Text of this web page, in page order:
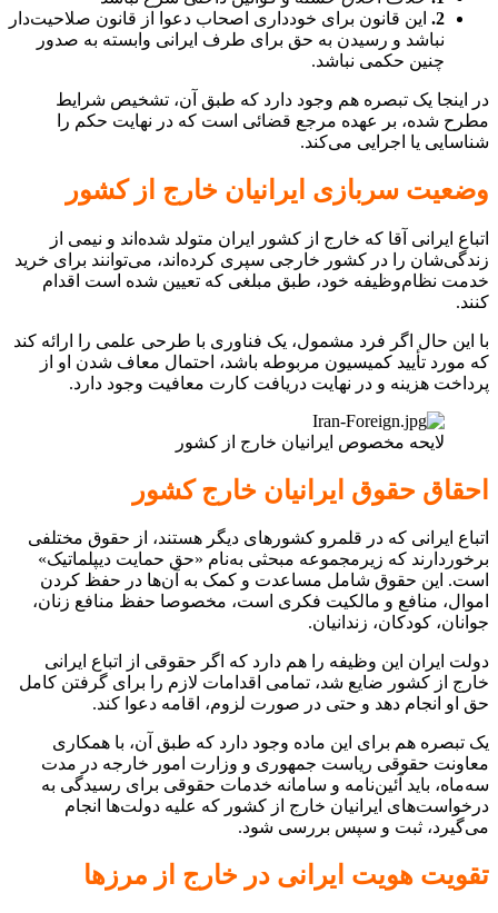
2.
این قانون برای خودداری اصحاب دعوا از قانون صلاحیت‌دار
نباشد و رسیدن به حق برای طرف ایرانی وابسته به صدور
چنین حکمی نباشد.
در اینجا یک تبصره هم وجود دارد که طبق آن، تشخیص شرایط
مطرح شده، بر عهده مرجع قضائی است که در نهایت حکم را
شناسایی یا اجرایی می‌کند.
وضعیت سربازی ایرانیان خارج از کشور
اتباع ایرانی آقا که خارج از کشور ایران متولد شده‌اند و نیمی از
زندگی‌شان را در کشور خارجی سپری کرده‌اند، می‌توانند برای خرید
خدمت نظام‌وظیفه خود، طبق مبلغی که تعیین شده است اقدام
کنند.
با این حال اگر فرد مشمول، یک فناوری با طرحی علمی را ارائه کند
که مورد تأیید کمیسیون مربوطه باشد، احتمال معاف شدن او از
پرداخت هزینه و در نهایت دریافت کارت معافیت وجود دارد.
لایحه مخصوص ایرانیان خارج از کشور
احقاق حقوق ایرانیان خارج کشور
اتباع ایرانی که در قلمرو کشورهای دیگر هستند، از حقوق مختلفی
برخوردارند که زیرمجموعه مبحثی به‌نام «حق حمایت دیپلماتیک»
است. این حقوق شامل مساعدت و کمک به آن‌ها در حفظ کردن
اموال، منافع و مالکیت فکری است، مخصوصا حفظ منافع زنان،
جوانان، کودکان، زندانیان.
دولت ایران این وظیفه را هم دارد که اگر حقوقی از اتباع ایرانی
خارج از کشور ضایع شد، تمامی اقدامات لازم را برای گرفتن کامل
حق او انجام دهد و حتی در صورت لزوم، اقامه دعوا کند.
یک تبصره هم برای این ماده وجود دارد که طبق آن، با همکاری
معاونت حقوقی ریاست جمهوری و وزارت امور خارجه در مدت
سه‌ماه، باید آئین‌نامه و سامانه خدمات حقوقی برای رسیدگی به
درخواست‌های ایرانیان خارج از کشور که علیه دولت‌ها انجام
می‌گیرد، ثبت و سپس بررسی شود.
تقویت هویت ایرانی در خارج از مرزها